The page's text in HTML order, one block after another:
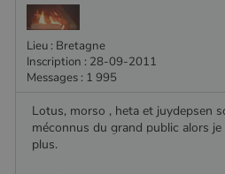
Lieu : Bretagne
Inscription : 28-09-2011
Messages : 1 995
Lotus, morso , heta et juydepsen
méconnus du grand public alors
plus.